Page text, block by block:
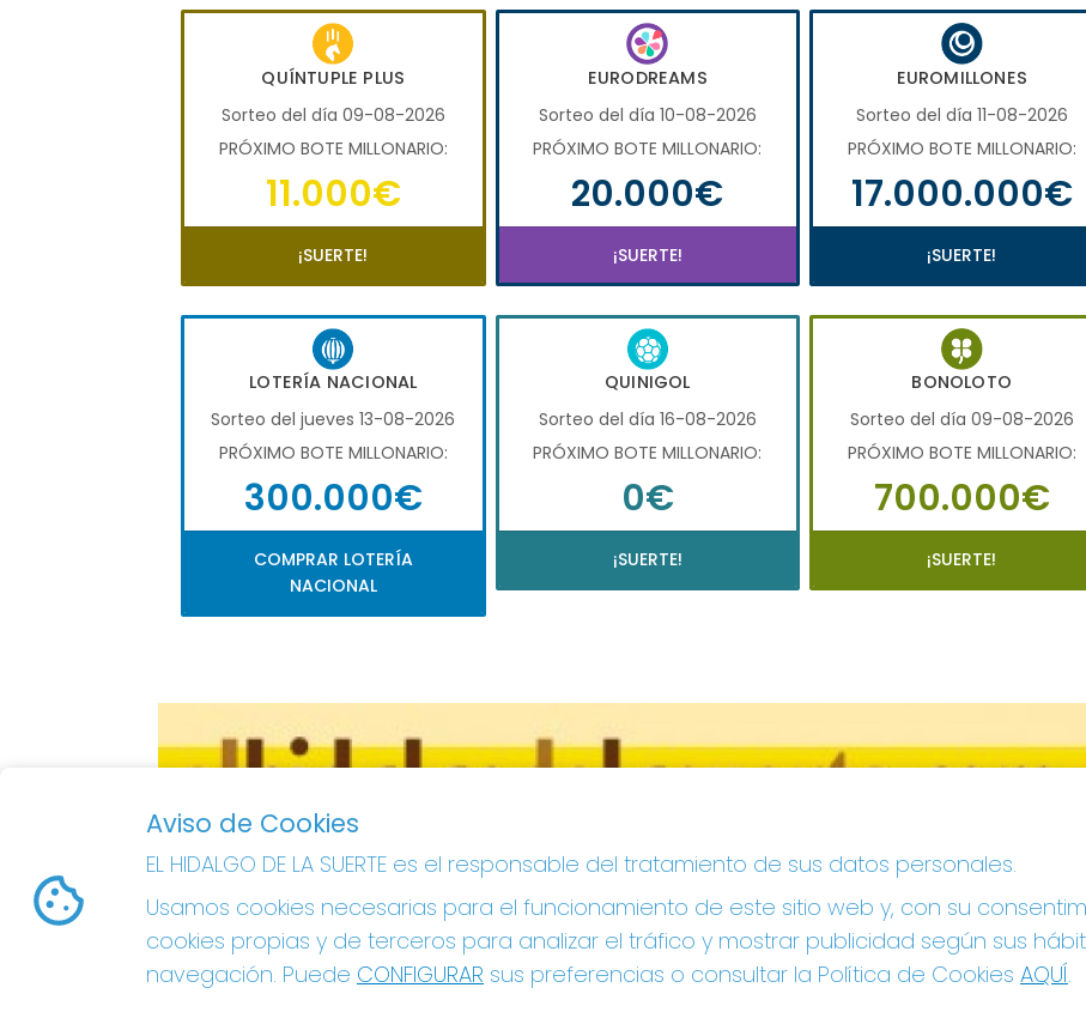
QUÍNTUPLE PLUS
Sorteo del día 09-08-2026
PRÓXIMO BOTE MILLONARIO:
11.000€
¡SUERTE!
EURODREAMS
Sorteo del día 10-08-2026
PRÓXIMO BOTE MILLONARIO:
20.000€
¡SUERTE!
EUROMILLONES
Sorteo del día 11-08-2026
PRÓXIMO BOTE MILLONARIO:
17.000.000€
¡SUERTE!
LOTERÍA NACIONAL
Sorteo del jueves 13-08-2026
PRÓXIMO BOTE MILLONARIO:
300.000€
COMPRAR LOTERÍA
NACIONAL
QUINIGOL
Sorteo del día 16-08-2026
PRÓXIMO BOTE MILLONARIO:
0€
¡SUERTE!
BONOLOTO
Sorteo del día 09-08-2026
PRÓXIMO BOTE MILLONARIO:
700.000€
¡SUERTE!
Aviso de Cookies
EL HIDALGO DE LA SUERTE es el responsable del tratamiento de sus datos personales.
Usamos cookies necesarias para el funcionamiento de este sitio web y, con su
cookies propias y de terceros para analizar el tráfico y mostrar publicidad según sus
navegación. Puede CONFIGURAR sus preferencias o consultar la Política de Cookies AQUÍ.